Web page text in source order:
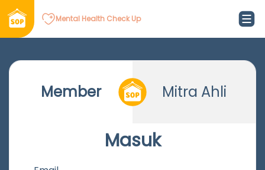
Mental Health Check Up
Member Mitra Ahli
Masuk